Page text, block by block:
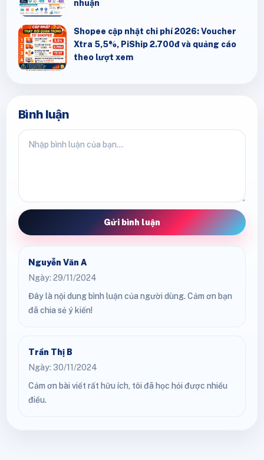
nhuận
Shopee cập nhật chi phí 2026: Voucher
Xtra 5,5%, PiShip 2.700đ và quảng cáo
theo lượt xem
Bình luận
Gửi bình luận
Nguyễn Văn A
Ngày: 29/11/2024
Đây là nội dung bình luận của người dùng. Cảm ơn bạn
đã chia sẻ ý kiến!
Trần Thị B
Ngày: 30/11/2024
Cảm ơn bài viết rất hữu ích, tôi đã học hỏi được nhiều
điều.